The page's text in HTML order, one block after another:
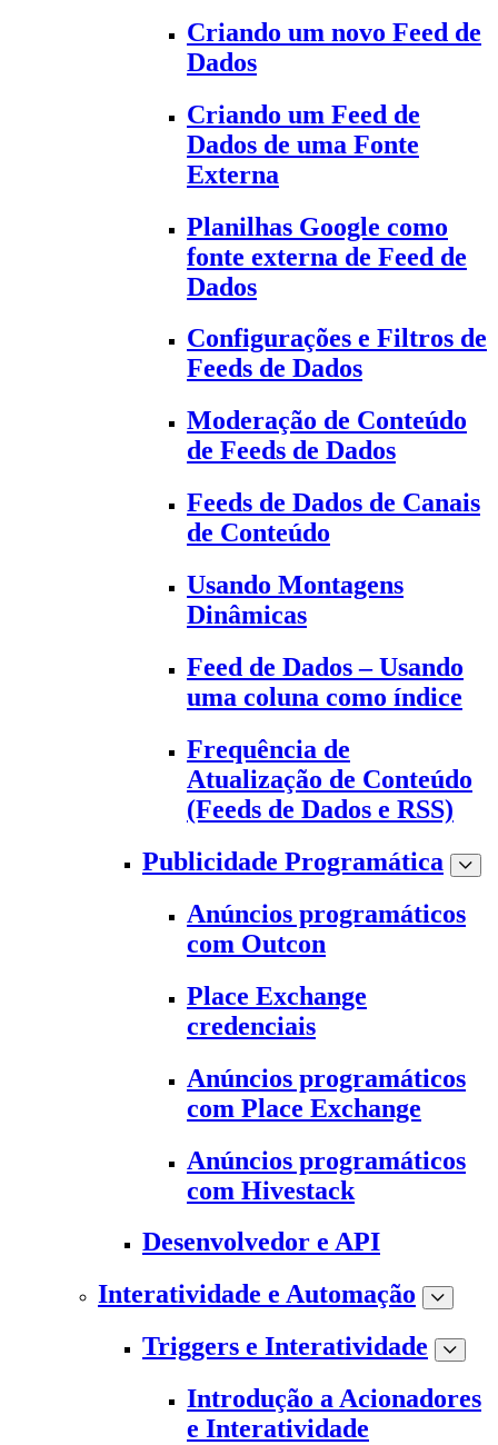
Criando um novo Feed de
Dados
Criando um Feed de
Dados de uma Fonte
Externa
Planilhas Google como
fonte externa de Feed de
Dados
Configurações e Filtros de
Feeds de Dados
Moderação de Conteúdo
de Feeds de Dados
Feeds de Dados de Canais
de Conteúdo
Usando Montagens
Dinâmicas
Feed de Dados – Usando
uma coluna como índice
Frequência de
Atualização de Conteúdo
(Feeds de Dados e RSS)
Publicidade Programática
Anúncios programáticos
com Outcon
Place Exchange
credenciais
Anúncios programáticos
com Place Exchange
Anúncios programáticos
com Hivestack
Desenvolvedor e API
Interatividade e Automação
Triggers e Interatividade
Introdução a Acionadores
e Interatividade